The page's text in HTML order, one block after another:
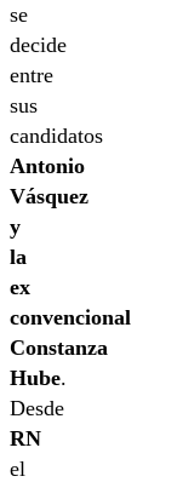
se
decide
entre
sus
candidatos
Antonio
Vásquez
y
la
ex
convencional
Constanza
Hube.
Desde
RN
el